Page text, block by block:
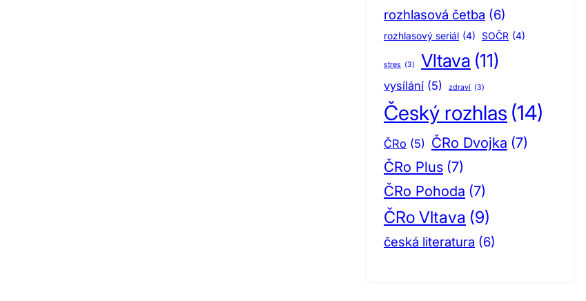
rozhlasová četba (6)
rozhlasový seriál (4) SOČR (4)
stres (3) Vltava (11)
vysílání (5) zdraví (3)
Český rozhlas (14)
ČRo (5) ČRo Dvojka (7)
ČRo Plus (7)
ČRo Pohoda (7)
ČRo Vltava (9)
česká literatura (6)